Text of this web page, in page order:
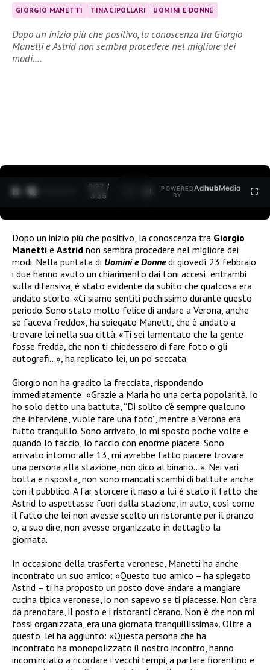
GIORGIO MANETTI TINA CIPOLLARI UOMINI E DONNE
Dopo un inizio più che positivo, la conoscenza tra Giorgio
Manetti e Astrid non sembra procedere nel migliore dei
modi.…
0:27 /
3:35
POWERED
BY
AdhubMedia
Dopo un inizio più che positivo, la conoscenza tra Giorgio
Manetti e Astrid non sembra procedere nel migliore dei
modi. Nella puntata di Uomini e Donnedi giovedì 23 febbraio
i due hanno avuto un chiarimento dai toni accesi: entrambi
sulla difensiva, è stato evidente da subito che qualcosa era
andato storto. «Ci siamo sentiti pochissimo durante questo
periodo. Sono stato molto felice di andare a Verona, anche
se faceva freddo», ha spiegato Manetti, che è andato a
trovare lei nella sua città. «Ti sei lamentato che la gente
fosse fredda, che non ti chiedessero di fare foto o gli
autografi…», ha replicato lei, un po’ seccata.
Giorgio non ha gradito la frecciata, rispondendo
immediatamente: «Grazie a Maria ho una certa popolarità. Io
ho solo detto una battuta, “Di solito c’è sempre qualcuno
che interviene, vuole fare una foto”, mentre a Verona era
tutto tranquillo. Sono arrivato, io mi sposto poche volte e
quando lo faccio, lo faccio con enorme piacere. Sono
arrivato intorno alle 13, mi avrebbe fatto piacere trovare
una persona alla stazione, non dico al binario…». Nei vari
botta e risposta, non sono mancati scambi di battute anche
con il pubblico. A far storcere il naso a lui è stato il fatto che
Astrid lo aspettasse fuori dalla stazione, in auto, così come
il fatto che lei non avesse scelto un ristorante per il pranzo
o, a suo dire, non avesse organizzato in dettaglio la
giornata.
In occasione della trasferta veronese, Manetti ha anche
incontrato un suo amico: «Questo tuo amico – ha spiegato
Astrid – ti ha proposto un posto dove andare a mangiare
cucina tipica veronese, io non sapevo se ti piacesse. Non c’era
da prenotare, il posto e i ristoranti c’erano. Non è che non mi
fossi organizzata, era una giornata tranquillissima». Oltre a
questo, lei ha aggiunto: «Questa persona che ha
incontrato ha monopolizzato il nostro incontro, hanno
incominciato a ricordare i vecchi tempi, a parlare fiorentino e